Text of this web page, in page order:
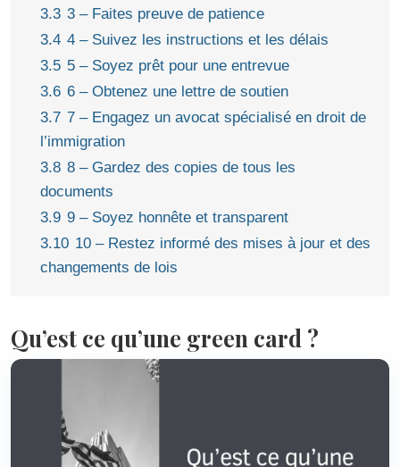
3.3 3 – Faites preuve de patience
3.4 4 – Suivez les instructions et les délais
3.5 5 – Soyez prêt pour une entrevue
3.6 6 – Obtenez une lettre de soutien
3.7 7 – Engagez un avocat spécialisé en droit de
l’immigration
3.8 8 – Gardez des copies de tous les
documents
3.9 9 – Soyez honnête et transparent
3.10 10 – Restez informé des mises à jour et des
changements de lois
Qu’est ce qu’une green card ?